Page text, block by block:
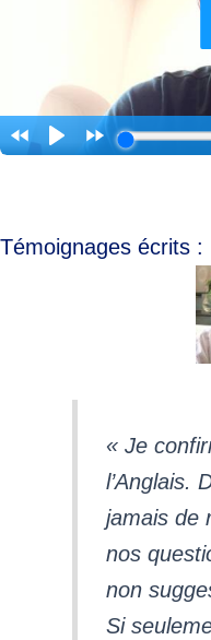
Témoignages écrits :
« Je
l’Anglais.
jamais de
nos
non
Si